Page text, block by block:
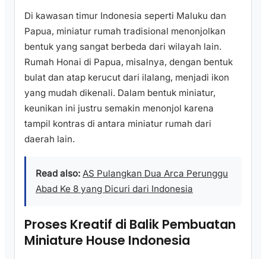
Di kawasan timur Indonesia seperti Maluku dan
Papua, miniatur rumah tradisional menonjolkan
bentuk yang sangat berbeda dari wilayah lain.
Rumah Honai di Papua, misalnya, dengan bentuk
bulat dan atap kerucut dari ilalang, menjadi ikon
yang mudah dikenali. Dalam bentuk miniatur,
keunikan ini justru semakin menonjol karena
tampil kontras di antara miniatur rumah dari
daerah lain.
Read also: AS Pulangkan Dua Arca Perunggu
Abad Ke 8 yang Dicuri dari Indonesia
Proses Kreatif di Balik Pembuatan
Miniature House Indonesia